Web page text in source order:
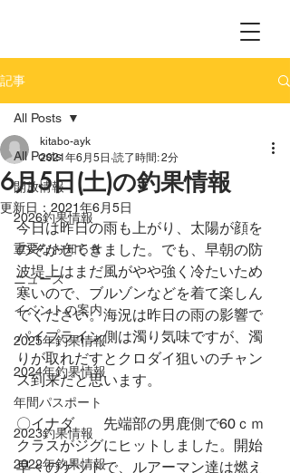
記事
All Posts
開放情報
2026釣果情報
重要なお知らせ
ニュース
イベントの案内
2025年釣果情報
2024年釣果情報
年間パスポート
2023釣果情報
2022年釣果情報
All Posts
6月5日(土)の釣果情報
kitabo-ayk
2021年6月5日 読了時間: 2分
更新日： 2021年6月5日
今日は昨日の雨も上がり、太陽が顔を
のぞかせてきました。でも、早朝の防
波堤上はまだ風がやや強く冷たいため
寒いので、ブルゾンなどを着て楽しん
でください。海況は昨日の雨の影響で
パイプライン側は濁り気味ですが、濁
りが取れだすとクロダイ狙いのチャン
ス到来だと思います。
〇イナダ　　先端部の男鹿側で60ｃｍ
クラスがジグにヒットしました。開始
早々のゲットで、ルアーマン達は燃え